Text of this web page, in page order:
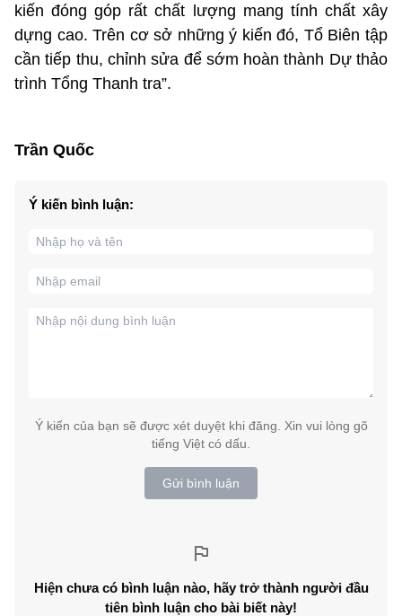
kiến đóng góp rất chất lượng mang tính chất xây
dựng cao. Trên cơ sở những ý kiến đó, Tổ Biên tập
cần tiếp thu, chỉnh sửa để sớm hoàn thành Dự thảo
trình Tổng Thanh tra”.
Trần Quốc
Ý kiến bình luận:
Ý kiến của bạn sẽ được xét duyệt khi đăng. Xin vui lòng gõ
tiếng Việt có dấu.
Gửi bình luận
Hiện chưa có bình luận nào, hãy trở thành người đầu
tiên bình luận cho bài biết này!